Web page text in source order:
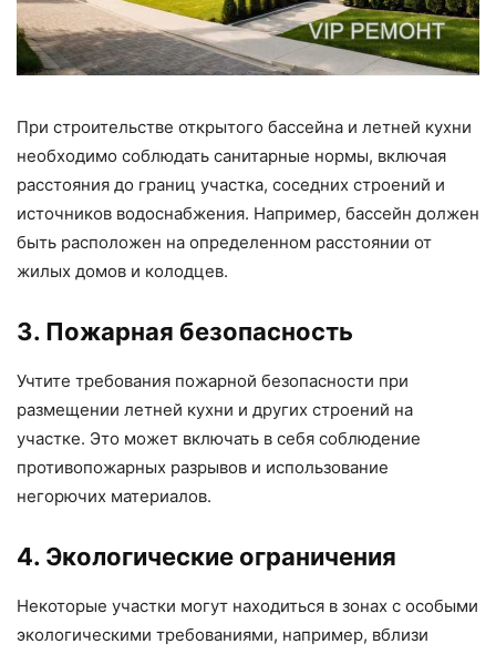
При строительстве открытого бассейна и летней кухни
необходимо соблюдать санитарные нормы, включая
расстояния до границ участка, соседних строений и
источников водоснабжения. Например, бассейн должен
быть расположен на определенном расстоянии от
жилых домов и колодцев.
3. Пожарная безопасность
Учтите требования пожарной безопасности при
размещении летней кухни и других строений на
участке. Это может включать в себя соблюдение
противопожарных разрывов и использование
негорючих материалов.
4. Экологические ограничения
Некоторые участки могут находиться в зонах с особыми
экологическими требованиями, например, вблизи